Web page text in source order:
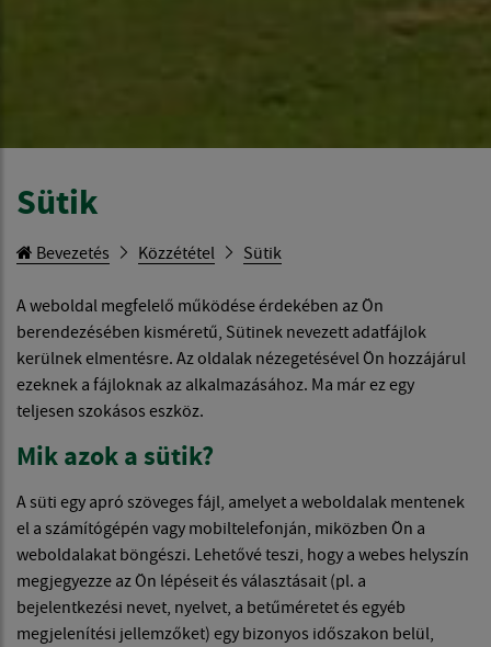
Sütik
Bevezetés Közzététel Sütik
A weboldal megfelelő működése érdekében az Ön
berendezésében kisméretű, Sütinek nevezett adatfájlok
kerülnek elmentésre. Az oldalak nézegetésével Ön hozzájárul
ezeknek a fájloknak az alkalmazásához. Ma már ez egy
teljesen szokásos eszköz.
Mik azok a sütik?
A süti egy apró szöveges fájl, amelyet a weboldalak mentenek
el a számítógépén vagy mobiltelefonján, miközben Ön a
weboldalakat böngészi. Lehetővé teszi, hogy a webes helyszín
megjegyezze az Ön lépéseit és választásait (pl. a
bejelentkezési nevet, nyelvet, a betűméretet és egyéb
megjelenítési jellemzőket) egy bizonyos időszakon belül,